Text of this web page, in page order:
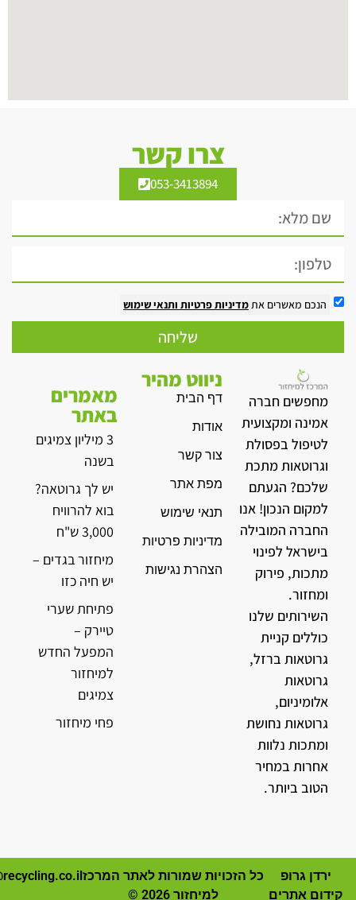
צרו קשר
053-3413894
הנכם מאשרים אתמדיניות פרטיות ותנאי שימוש
שליחה
מחפשים חברה
אמינה ומקצועית
לטיפול בפסולת
וגרוטאות מתכת
שלכם? הגעתם
למקום הנכון! אנו
החברה המובילה
בישראל לפינוי
מתכות, פירוק
ומחזור.
השירותים שלנו
כוללים קניית
גרוטאות ברזל,
גרוטאות
אלומיניום,
גרוטאות נחושת
ומתכות נלוות
אחרות במחיר
הטוב ביותר.
ניווט מהיר
דף הבית
אודות
צור קשר
מפת אתר
תנאי שימוש
מדיניות פרטיות
הצהרת נגישות
מאמרים
באתר
3 מיליון צמיגים
בשנה
יש לך גרוטאה?
בוא להרוויח
3,000 ש"ח
מיחזור בגדים –
יש חיה כזו
פתיחת שערי
טיירק –
המפעל החדש
למיחזור
צמיגים
פחי מיחזור
ירדן גרופ
קידום אתרים
כל הזכויות שמורות לאתר המרכז
למיחזור 2026 ©